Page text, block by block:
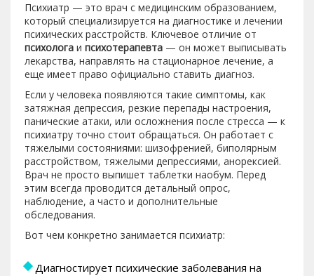
Психиатр — это врач с медицинским образованием,
который специализируется на диагностике и лечении
психических расстройств. Ключевое отличие от
психолога и психотерапевта — он может выписывать
лекарства, направлять на стационарное лечение, а
еще имеет право официально ставить диагноз.
Если у человека появляются такие симптомы, как
затяжная депрессия, резкие перепады настроения,
панические атаки, или осложнения после стресса — к
психиатру точно стоит обращаться. Он работает с
тяжелыми состояниями: шизофренией, биполярным
расстройством, тяжелыми депрессиями, анорексией.
Врач не просто выпишет таблетки наобум. Перед
этим всегда проводится детальный опрос,
наблюдение, а часто и дополнительные
обследования.
Вот чем конкретно занимается психиатр:
Диагностирует психические заболевания на